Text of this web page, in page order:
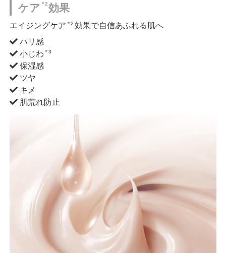
ケア ＊2効果
エイジングケア ＊2 効果で自信あふれる肌へ
ハリ感
小じわ ＊3
保湿感
ツヤ
キメ
肌荒れ防止